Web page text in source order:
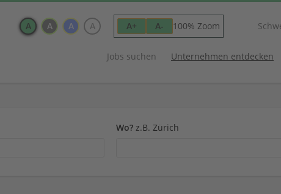
A A A A A+ A- 100% Zoom
Jobs suchen Unternehmen entdecken
Wo? z.B. Zürich